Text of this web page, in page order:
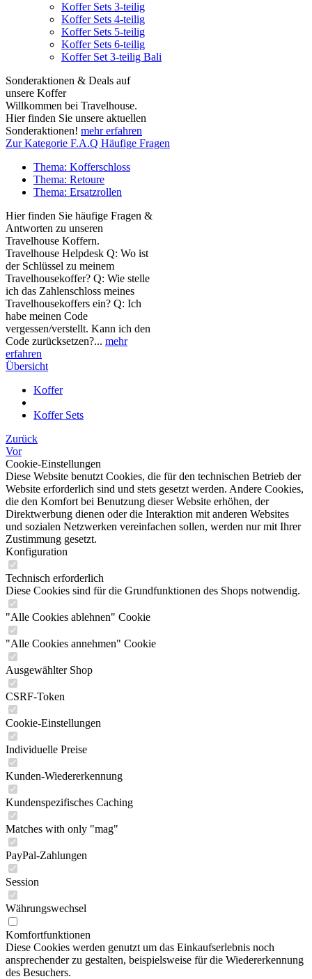
Koffer Sets 3-teilig
Koffer Sets 4-teilig
Koffer Sets 5-teilig
Koffer Sets 6-teilig
Koffer Set 3-teilig Bali
Sonderaktionen & Deals auf
unsere Koffer
Willkommen bei Travelhouse.
Hier finden Sie unsere aktuellen
Sonderaktionen! mehr erfahren
Zur Kategorie F.A.Q Häufige Fragen
Thema: Kofferschloss
Thema: Retoure
Thema: Ersatzrollen
Hier finden Sie häufige Fragen &
Antworten zu unseren
Travelhouse Koffern.
Travelhouse Helpdesk Q: Wo ist
der Schlüssel zu meinem
Travelhousekoffer? Q: Wie stelle
ich das Zahlenschloss meines
Travelhousekoffers ein? Q: Ich
habe meinen Code
vergessen/verstellt. Kann ich den
Code zurücksetzen?... mehr
erfahren
Übersicht
Koffer
Koffer Sets
Zurück
Vor
Cookie-Einstellungen
Diese Website benutzt Cookies, die für den technischen Betrieb der
Website erforderlich sind und stets gesetzt werden. Andere Cookies,
die den Komfort bei Benutzung dieser Website erhöhen, der
Direktwerbung dienen oder die Interaktion mit anderen Websites
und sozialen Netzwerken vereinfachen sollen, werden nur mit Ihrer
Zustimmung gesetzt.
Konfiguration
Technisch erforderlich
Diese Cookies sind für die Grundfunktionen des Shops notwendig.
"Alle Cookies ablehnen" Cookie
"Alle Cookies annehmen" Cookie
Ausgewählter Shop
CSRF-Token
Cookie-Einstellungen
Individuelle Preise
Kunden-Wiedererkennung
Kundenspezifisches Caching
Matches with only "mag"
PayPal-Zahlungen
Session
Währungswechsel
Komfortfunktionen
Diese Cookies werden genutzt um das Einkaufserlebnis noch
ansprechender zu gestalten, beispielsweise für die Wiedererkennung
des Besuchers.